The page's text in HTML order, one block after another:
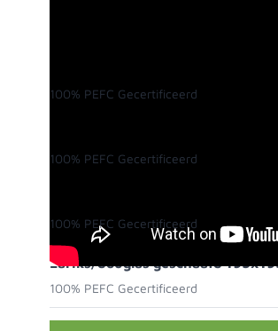
100% PEFC Gecertificeerd
100% PEFC Gecertificeerd
100% PEFC Gecertificeerd
Lariks/douglas geschaafd
100% PEFC Gecertificeerd